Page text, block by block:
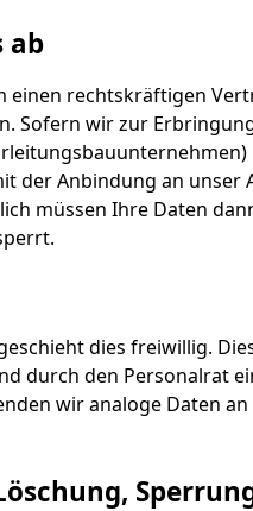
ab
rechtskräftigen
Sofern wir zur
der Anbindung an
müssen Ihre Daten
dies freiwillig.
durch den Personalrat
wir analoge Daten